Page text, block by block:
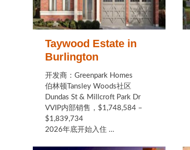
Taywood Estate in
Burlington
开发商：Greenpark Homes
伯林顿Tansley Woods社区
Dundas St & Millcroft Park Dr
VVIP内部销售，$1,748,584 –
$1,839,734
2026年底开始入住 …